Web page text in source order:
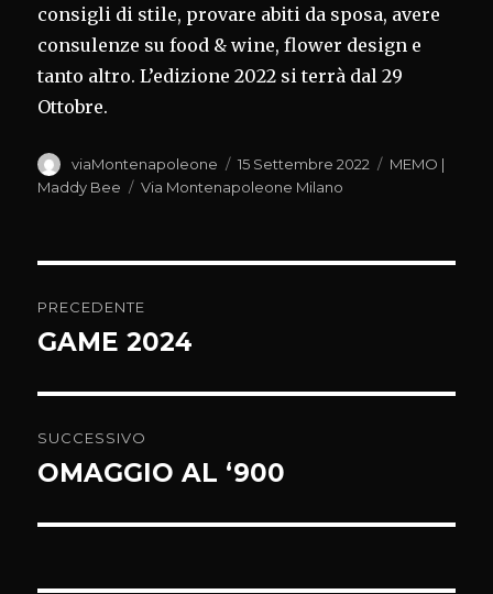
consigli di stile, provare abiti da sposa, avere
consulenze su food & wine, flower design e
tanto altro. L’edizione 2022 si terrà dal 29
Ottobre.
Autore
viaMontenapoleone
Pubblicato
il
15 Settembre 2022 Categorie
MEMO |
Maddy Bee
Tag
Via Montenapoleone Milano
articoli
PRECEDENTE
Articolo
GAME 2024
SUCCESSIVO
Articolo
OMAGGIO AL ‘900